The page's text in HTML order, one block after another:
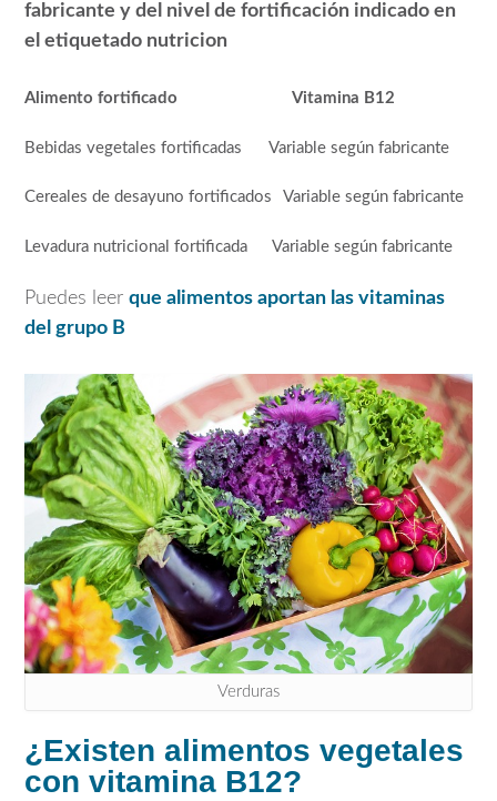
fabricante y del nivel de fortificación indicado en
el etiquetado nutricion
Alimento fortificado Vitamina B12
Bebidas vegetales fortificadas Variable según fabricante
Cereales de desayuno fortificados Variable según fabricante
Levadura nutricional fortificada Variable según fabricante
Puedes leer que alimentos aportan las vitaminas
del grupo B
Verduras
¿Existen alimentos vegetales
con vitamina B12?